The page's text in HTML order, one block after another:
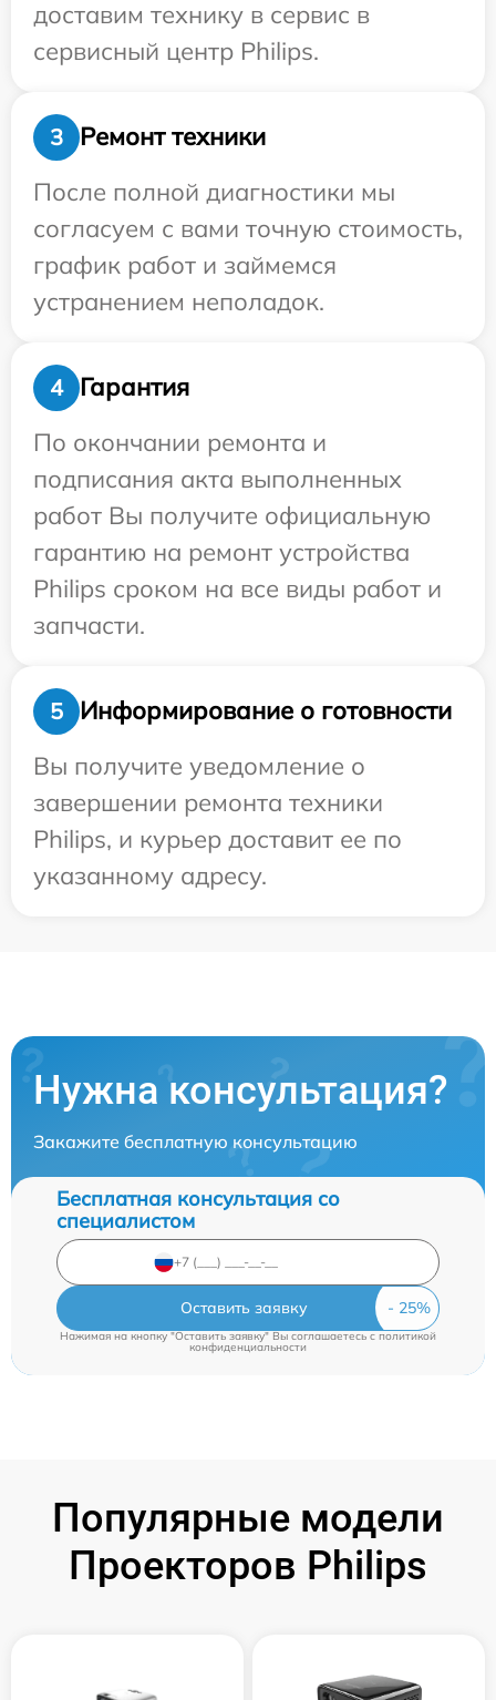
доставим технику в сервис в
сервисный центр Philips.
3
Ремонт техники
После полной диагностики мы
согласуем с вами точную стоимость,
график работ и займемся
устранением неполадок.
4
Гарантия
По окончании ремонта и
подписания акта выполненных
работ Вы получите официальную
гарантию на ремонт устройства
Philips сроком на все виды работ и
запчасти.
5
Информирование о готовности
Вы получите уведомление о
завершении ремонта техники
Philips, и курьер доставит ее по
указанному адресу.
Нужна консультация?
Закажите бесплатную консультацию
Бесплатная консультация со
специалистом
Оставить заявку
Нажимая на кнопку "Оставить заявку" Вы соглашаетесь cполитикой
конфиденциальности
Популярные модели
Проекторов Philips